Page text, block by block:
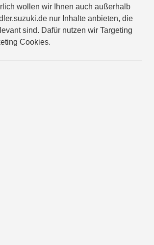
wollen wir Ihnen auch außerhalb
nur Inhalte anbieten, die
sind. Dafür nutzen wir Targeting
Cookies.
GmbH besitzt weder direkte
von über zehn Prozent an
oder am Kapital eines
noch besitzen
oder Mutterunternehmen von
eine direkte oder indirekte
zehn Prozent an den Stimmrechten
Weitkamp Verwaltungs GmbH.
Versicherungsvermittlern und
kann folgende
angerufen werden:
e. V.